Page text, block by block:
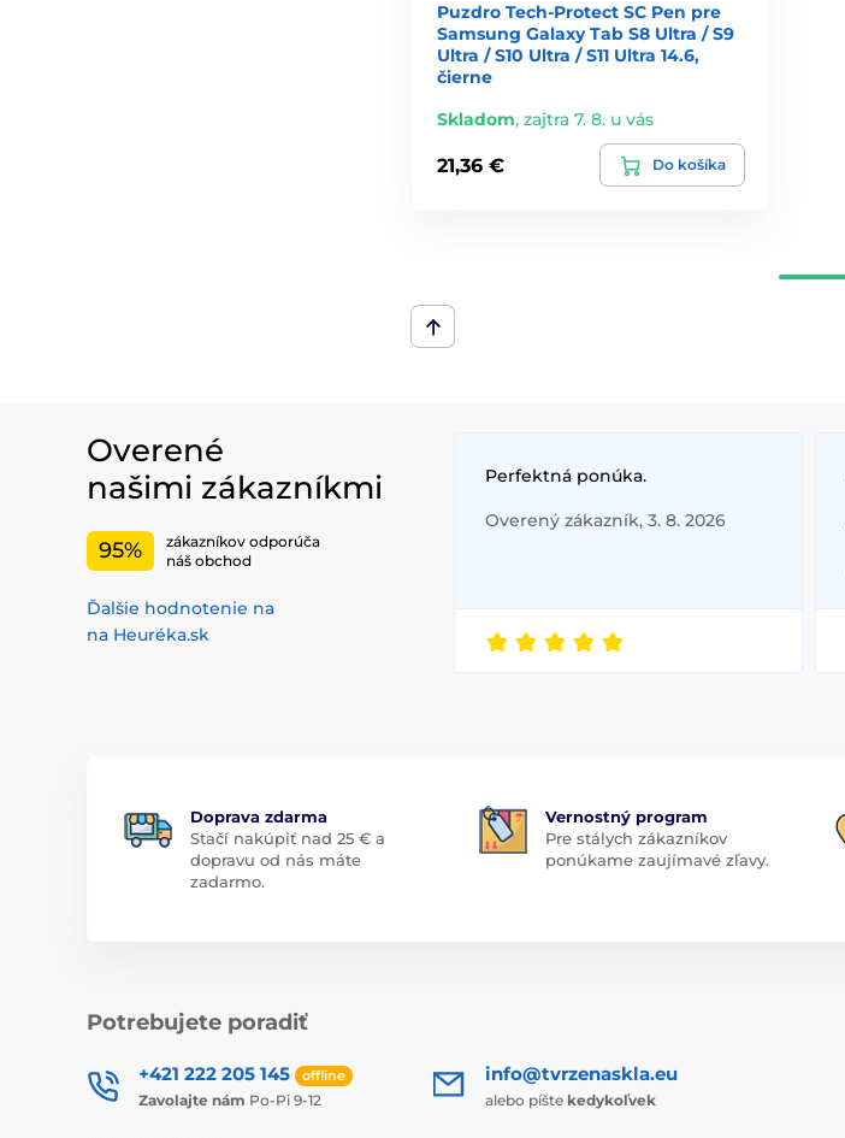
Puzdro Tech-Protect SC Pen pre
Samsung Galaxy Tab S8 Ultra / S9
Ultra / S10 Ultra / S11 Ultra 14.6,
čierne
Skladom, zajtra 7. 8. u vás
21,36 € Do košíka
Overené
našimi zákazníkmi
95%
zákazníkov odporúča
náš obchod
Ďalšie hodnotenie na
na Heuréka.sk
Perfektná ponúka.
Overený zákazník, 3. 8. 2026
Doprava zdarma
Stačí nakúpiť nad 25 € a
dopravu od nás máte
zadarmo.
Vernostný program
Pre stálych zákazníkov
ponúkame zaujímavé zľavy.
Potrebujete poradiť
+421 222 205 145 offline
Zavolajte nám Po-Pi 9-12
info@tvrzenaskla.eu
alebo píšte kedykoľvek